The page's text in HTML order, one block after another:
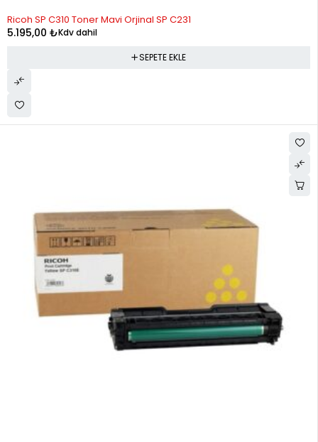
Ricoh SP C310 Toner Mavi Orjinal SP C231
5.195,00 ₺Kdv dahil
SEPETE EKLE